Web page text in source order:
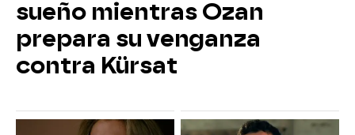
sueño mientras Ozan
prepara su venganza
contra Kürsat